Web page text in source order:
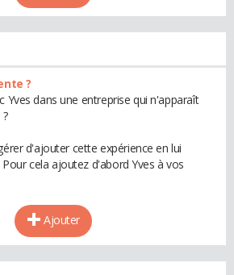
?
Yves dans une entreprise qui n'apparaît
d'ajouter cette expérience en lui
cela ajoutez d'abord Yves à vos
Ajouter